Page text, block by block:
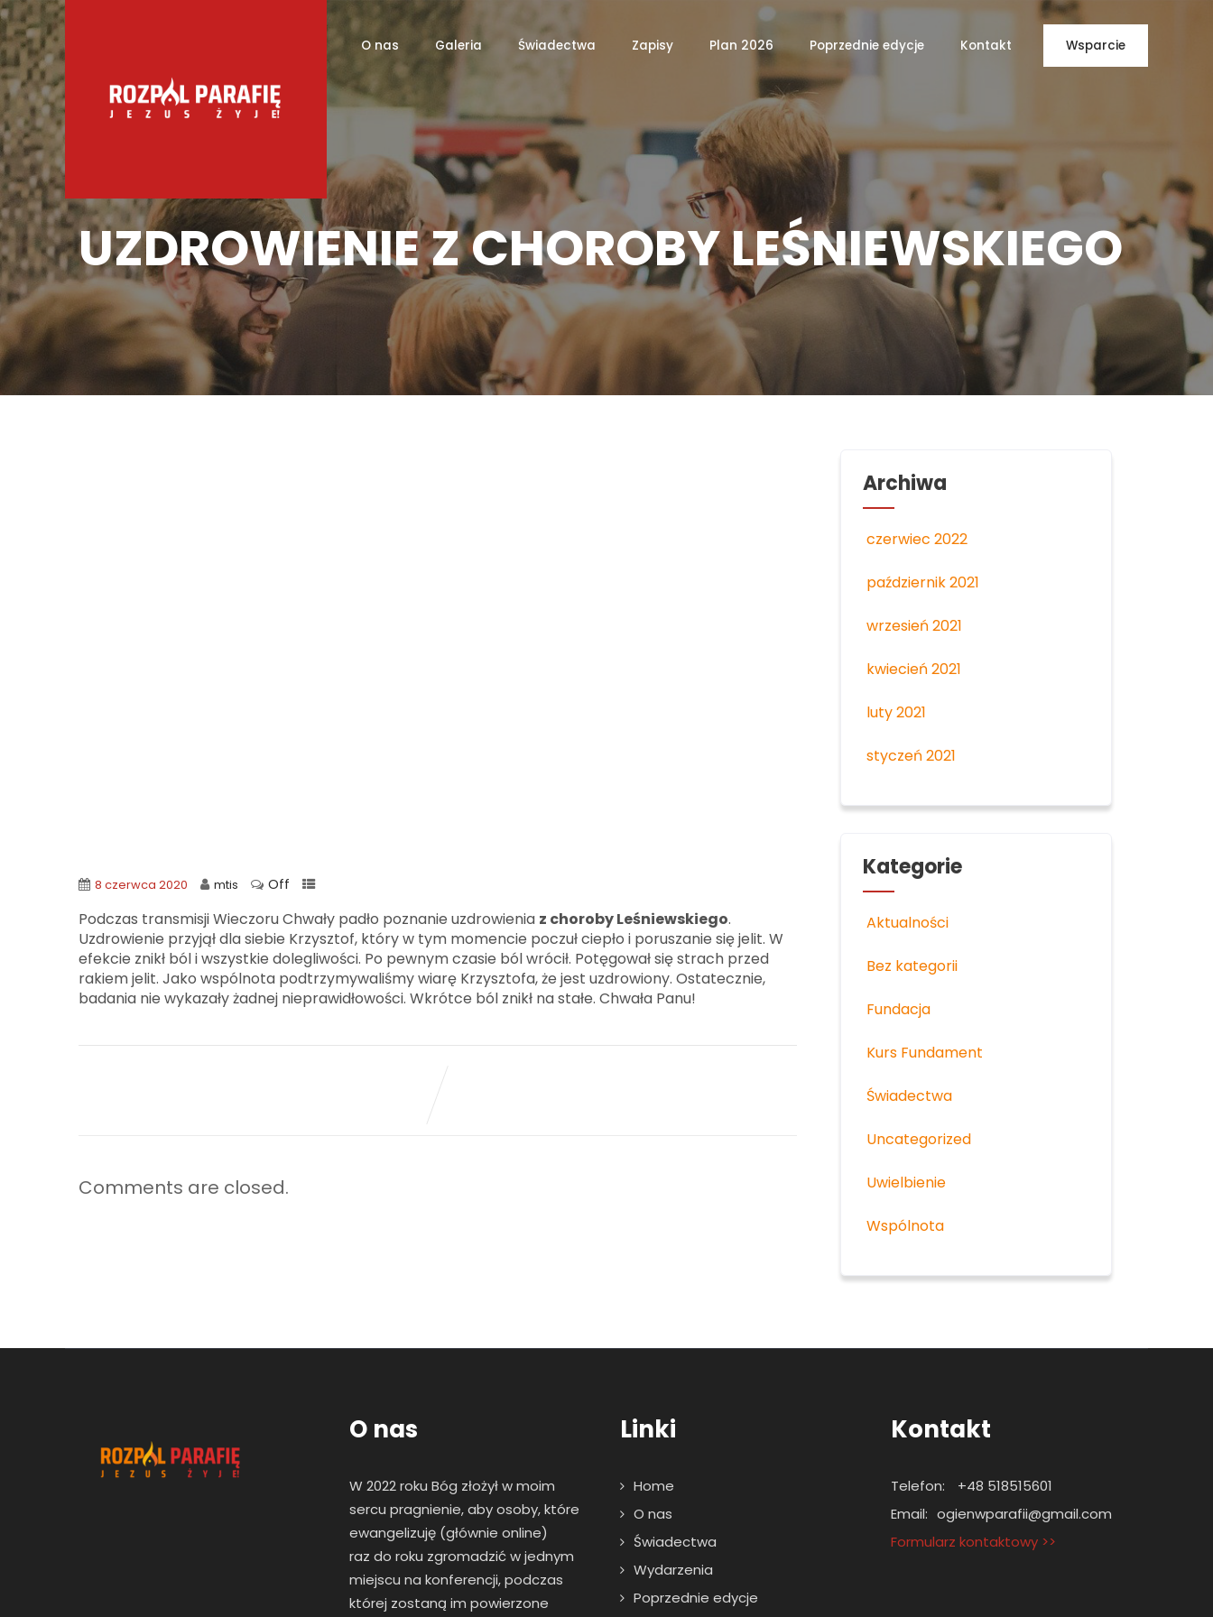
O nas Galeria Świadectwa Zapisy Plan 2026 Poprzednie edycje Kontakt Wsparcie
UZDROWIENIE Z CHOROBY LEŚNIEWSKIEGO
8 czerwca 2020 mtis Off
Podczas transmisji Wieczoru Chwały padło poznanie uzdrowienia z choroby Leśniewskiego.
Uzdrowienie przyjął dla siebie Krzysztof, który w tym momencie poczuł ciepło i poruszanie się jelit. W
efekcie znikł ból i wszystkie dolegliwości. Po pewnym czasie ból wrócił. Potęgował się strach przed
rakiem jelit. Jako wspólnota podtrzymywaliśmy wiarę Krzysztofa, że jest uzdrowiony. Ostatecznie,
badania nie wykazały żadnej nieprawidłowości. Wkrótce ból znikł na stałe. Chwała Panu!
Comments are closed.
Archiwa
czerwiec 2022
październik 2021
wrzesień 2021
kwiecień 2021
luty 2021
styczeń 2021
Kategorie
Aktualności
Bez kategorii
Fundacja
Kurs Fundament
Świadectwa
Uncategorized
Uwielbienie
Wspólnota
O nas
W 2022 roku Bóg złożył w moim
sercu pragnienie, aby osoby, które
ewangelizuję (głównie online)
raz do roku zgromadzić w jednym
miejscu na konferencji, podczas
której zostaną im powierzone
Linki
Home
O nas
Świadectwa
Wydarzenia
Poprzednie edycje
Kontakt
Telefon:
+48 518515601
Email: ogienwparafii@gmail.com
Formularz kontaktowy >>